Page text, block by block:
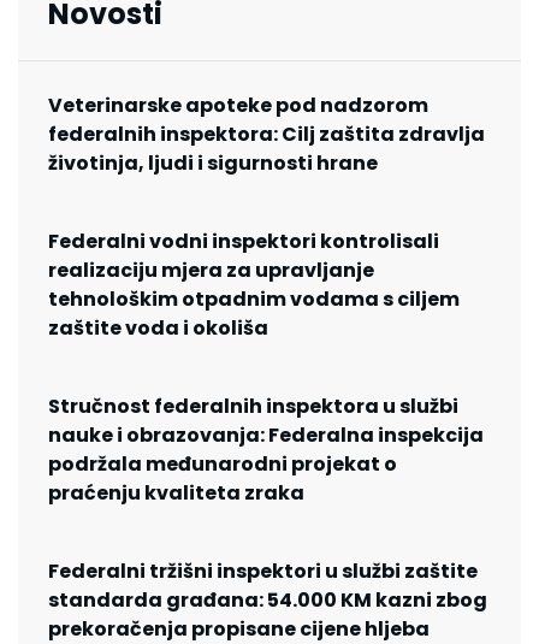
Novosti
Veterinarske apoteke pod nadzorom
federalnih inspektora: Cilj zaštita zdravlja
životinja, ljudi i sigurnosti hrane
Federalni vodni inspektori kontrolisali
realizaciju mjera za upravljanje
tehnološkim otpadnim vodama s ciljem
zaštite voda i okoliša
Stručnost federalnih inspektora u službi
nauke i obrazovanja: Federalna inspekcija
podržala međunarodni projekat o
praćenju kvaliteta zraka
Federalni tržišni inspektori u službi zaštite
standarda građana: 54.000 KM kazni zbog
prekoračenja propisane cijene hljeba